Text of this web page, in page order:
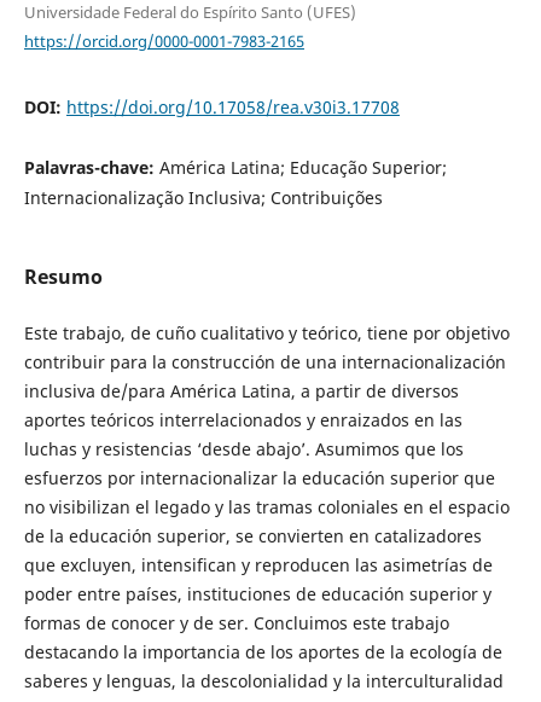
Universidade Federal do Espírito Santo (UFES)
https://orcid.org/0000-0001-7983-2165
DOI: https://doi.org/10.17058/rea.v30i3.17708
Palavras-chave: América Latina; Educação Superior;
Internacionalização Inclusiva; Contribuições
Resumo
Este trabajo, de cuño cualitativo y teórico, tiene por objetivo
contribuir para la construcción de una internacionalización
inclusiva de/para América Latina, a partir de diversos
aportes teóricos interrelacionados y enraizados en las
luchas y resistencias ‘desde abajo’. Asumimos que los
esfuerzos por internacionalizar la educación superior que
no visibilizan el legado y las tramas coloniales en el espacio
de la educación superior, se convierten en catalizadores
que excluyen, intensifican y reproducen las asimetrías de
poder entre países, instituciones de educación superior y
formas de conocer y de ser. Concluimos este trabajo
destacando la importancia de los aportes de la ecología de
saberes y lenguas, la descolonialidad y la interculturalidad